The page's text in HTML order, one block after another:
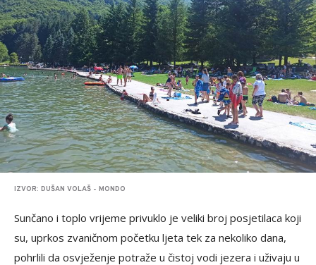
IZVOR: DUŠAN VOLAŠ - MONDO
Sunčano i toplo vrijeme privuklo je veliki broj posjetilaca koji
su, uprkos zvaničnom početku ljeta tek za nekoliko dana,
pohrlili da osvježenje potraže u čistoj vodi jezera i uživaju u